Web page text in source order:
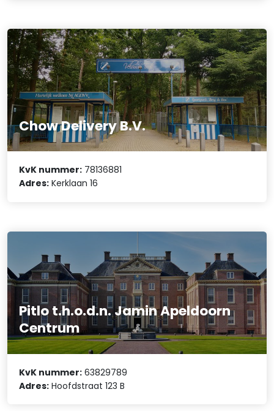
Chow Delivery B.V.
KvK nummer: 78136881
Adres: Kerklaan 16
Pitlo t.h.o.d.n. Jamin Apeldoorn
Centrum
KvK nummer: 63829789
Adres: Hoofdstraat 123 B